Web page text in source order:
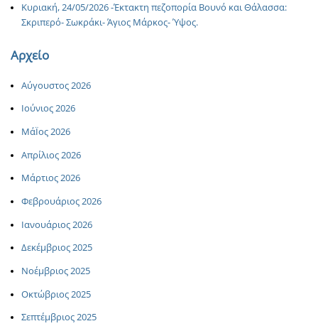
Κυριακή, 24/05/2026 -Έκτακτη πεζοπορία Βουνό και Θάλασσα:
Σκριπερό- Σωκράκι- Άγιος Μάρκος- Ύψος.
Αρχείο
Αύγουστος 2026
Ιούνιος 2026
ΜάΪος 2026
Απρίλιος 2026
Μάρτιος 2026
Φεβρουάριος 2026
Ιανουάριος 2026
Δεκέμβριος 2025
Νοέμβριος 2025
Οκτώβριος 2025
Σεπτέμβριος 2025